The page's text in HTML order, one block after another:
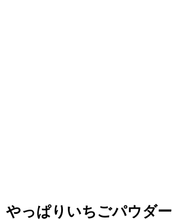
やっぱりいちごパウダ